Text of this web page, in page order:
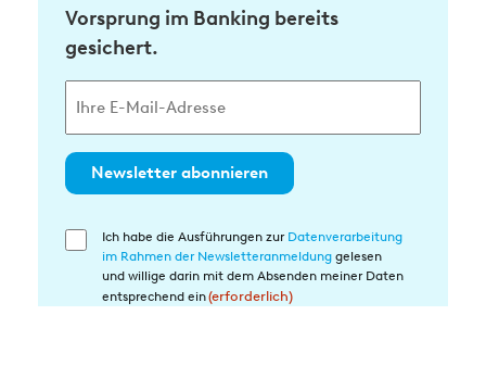
Vorsprung im Banking bereits
gesichert.
Newsletter abonnieren
Einwilligung
Ich habe die Ausführungen zur Datenverarbeitung
im Rahmen der Newsletteranmeldung gelesen
und willige darin mit dem Absenden meiner Daten
entsprechend ein(erforderlich)